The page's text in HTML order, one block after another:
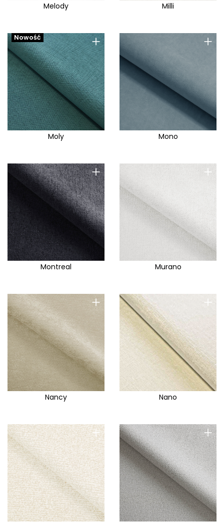
Melody Milli
+
Nowość
Moly
+
Mono
+
Montreal
+
Murano
+
Nancy
+
Nano
+ +